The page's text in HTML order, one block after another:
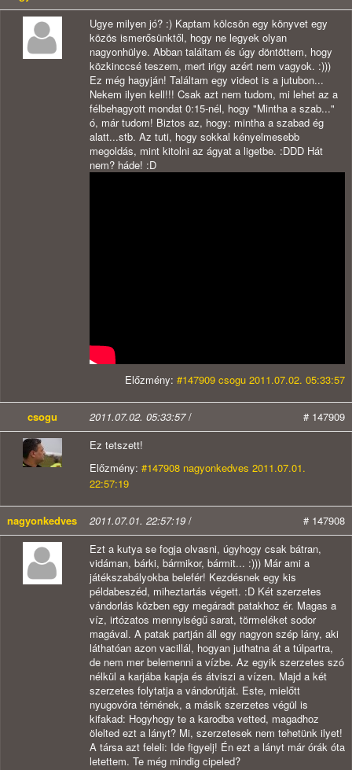
Ugye milyen jó? :) Kaptam kölcsön egy könyvet egy
közös ismerősünktől, hogy ne legyek olyan
nagyonhülye. Abban találtam és úgy döntöttem, hogy
közkinccsé teszem, mert irigy azért nem vagyok. :)))
Ez még hagyján! Találtam egy videot is a jutubon...
Nekem ilyen kell!!! Csak azt nem tudom, mi lehet az a
félbehagyott mondat 0:15-nél, hogy "Mintha a szab..."
ó, már tudom! Biztos az, hogy: mintha a szabad ég
alatt...stb. Az tuti, hogy sokkal kényelmesebb
megoldás, mint kitolni az ágyat a ligetbe. :DDD Hát
nem? háde! :D
Előzmény: #147909 csogu 2011.07.02. 05:33:57
csogu 2011.07.02. 05:33:57/
# 147909
Ez tetszett!
Előzmény: #147908 nagyonkedves 2011.07.01.
22:57:19
nagyonkedves 2011.07.01. 22:57:19 /
# 147908
Ezt a kutya se fogja olvasni, úgyhogy csak bátran,
vidáman, bárki, bármikor, bármit... :))) Már ami a
játékszabályokba belefér! Kezdésnek egy kis
példabeszéd, miheztartás végett. :D Két szerzetes
vándorlás közben egy megáradt patakhoz ér. Magas a
víz, irtózatos mennyiségű sarat, törmeléket sodor
magával. A patak partján áll egy nagyon szép lány, aki
láthatóan azon vacillál, hogyan juthatna át a túlpartra,
de nem mer belemenni a vízbe. Az egyik szerzetes szó
nélkül a karjába kapja és átviszi a vízen. Majd a két
szerzetes folytatja a vándorútját. Este, mielőtt
nyugovóra térnének, a másik szerzetes végül is
kifakad: Hogyhogy te a karodba vetted, magadhoz
ölelted ezt a lányt? Mi, szerzetesek nem tehetünk ilyet!
A társa azt feleli: Ide figyelj! Én ezt a lányt már órák óta
letettem. Te még mindig cipeled?